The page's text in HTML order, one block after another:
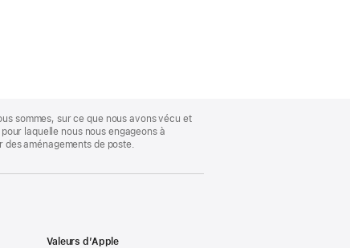
sommes, sur ce que nous avons vécu et
laquelle nous nous engageons à
aménagements de poste.
Valeurs d’Apple